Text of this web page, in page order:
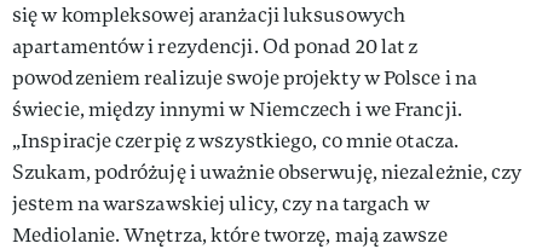
się w kompleksowej aranżacji luksusowych
apartamentów i rezydencji. Od ponad 20 lat z
powodzeniem realizuje swoje projekty w Polsce i na
świecie, między innymi w Niemczech i we Francji.
„Inspiracje czerpię z wszystkiego, co mnie otacza.
Szukam, podróżuję i uważnie obserwuję, niezależnie, czy
jestem na warszawskiej ulicy, czy na targach w
Mediolanie. Wnętrza, które tworzę, mają zawsze